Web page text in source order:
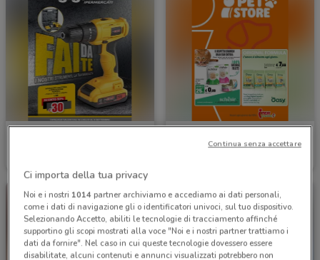
Ci importa della tua privacy
Noi e i nostri 1014partner archiviamo e accediamo ai dati personali,
come i dati di navigazione gli o identificatori univoci, sul tuo dispositivo.
Selezionando Accetto, abiliti le tecnologie di tracciamento affinché
supportino gli scopi mostrati alla voce "Noi e i nostri partner trattiamo i
dati da fornire". Nel caso in cui queste tecnologie dovessero essere
disabilitate, alcuni contenuti e annunci visualizzati potrebbero non
Continua senza accettare